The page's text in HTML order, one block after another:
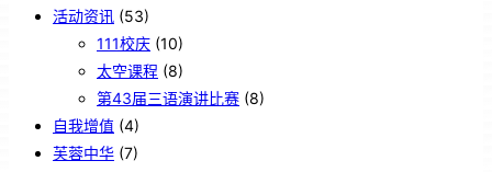
活动资讯 (53)
111校庆 (10)
太空课程 (8)
第43届三语演讲比赛 (8)
自我增值 (4)
芙蓉中华 (7)